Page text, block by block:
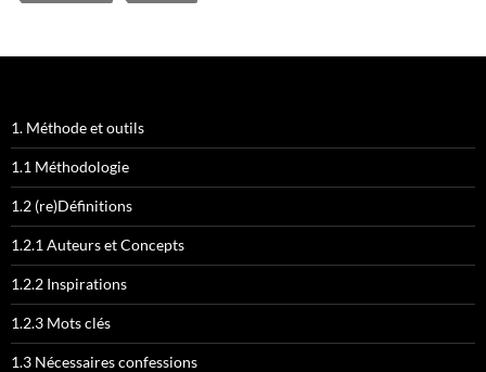
1. Méthode et outils
1.1 Méthodologie
1.2 (re)Définitions
1.2.1 Auteurs et Concepts
1.2.2 Inspirations
1.2.3 Mots clés
1.3 Nécessaires confessions